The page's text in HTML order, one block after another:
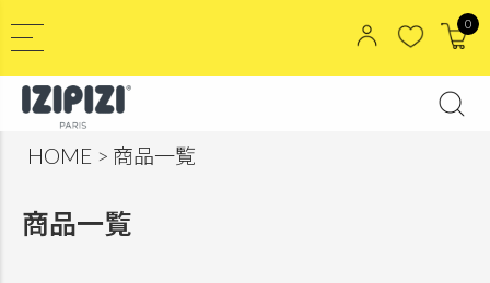
0
HOME 商品一覧
商品一覧